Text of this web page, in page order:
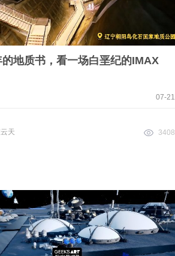
地质书，看一场白垩纪的IMAX
07-21
天 3408